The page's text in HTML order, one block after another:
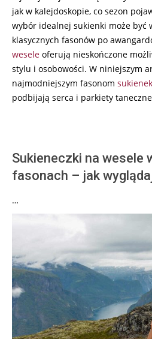
jak w kalejdoskopie, co sezon
wybór idealnej sukienki może być
klasycznych fasonów po
wesele oferują nieskończone
stylu i osobowości. W niniejszym
najmodniejszym fasonom sukienek
podbijają serca i parkiety
Sukieneczki na wesele
fasonach – jak
…